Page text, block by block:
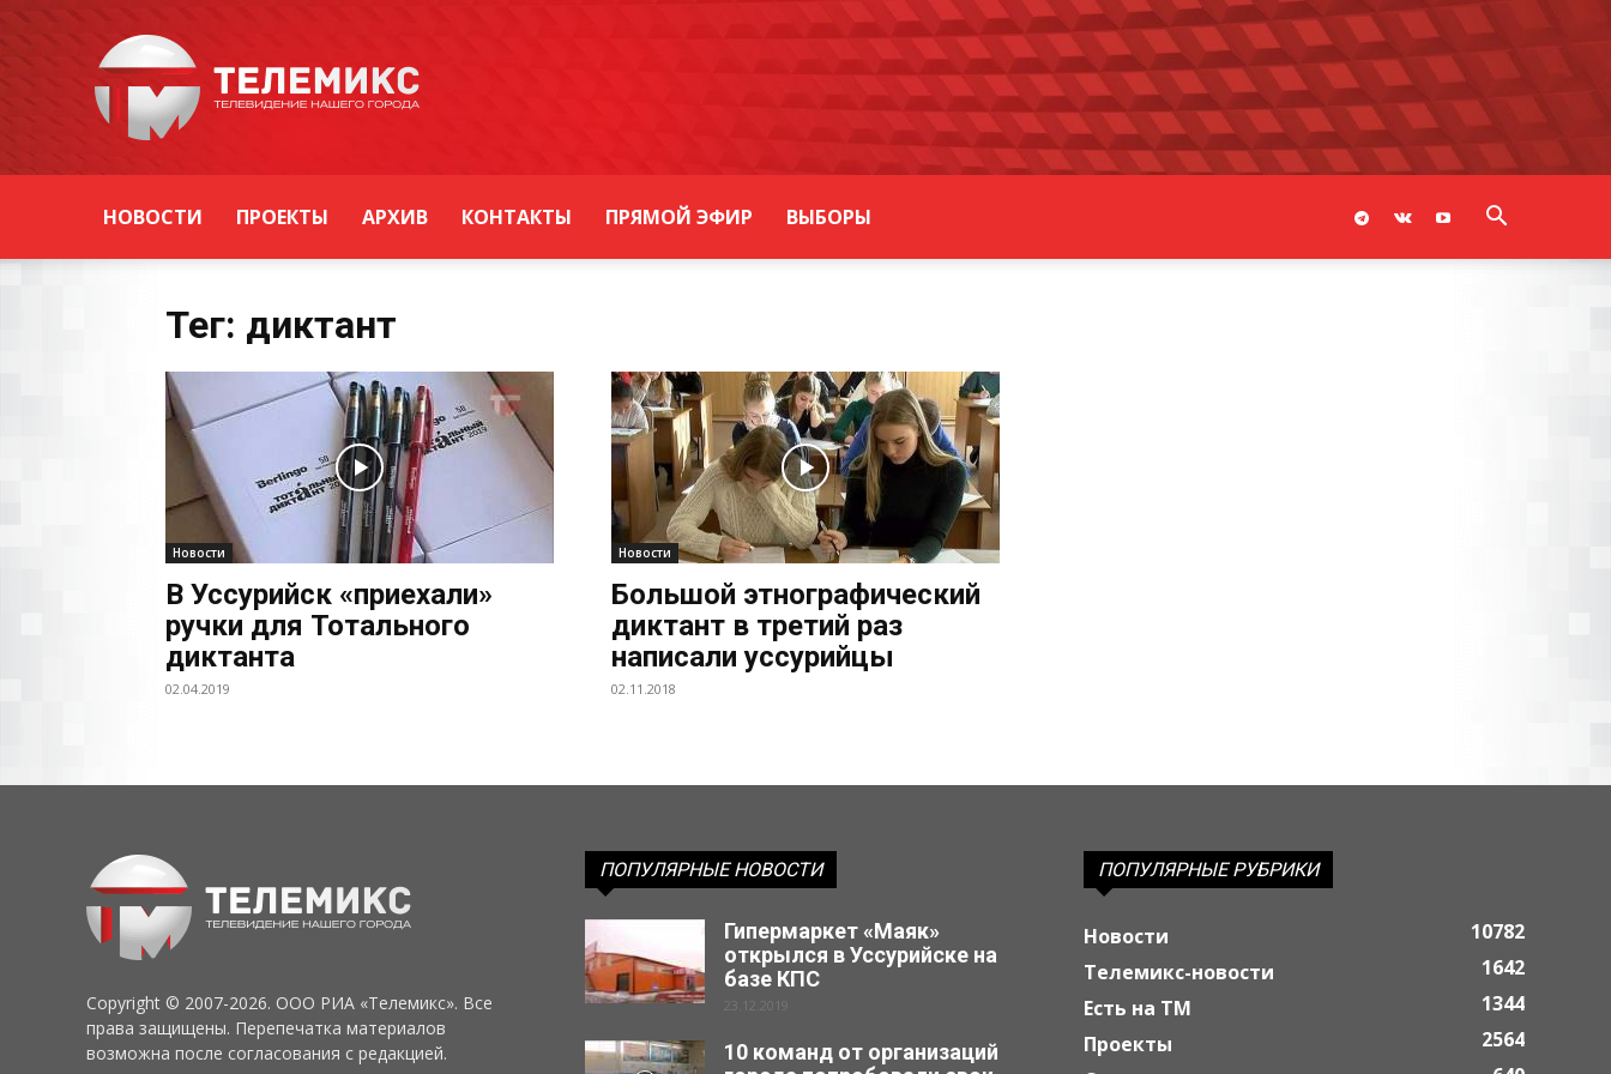
Уссурийска
НОВОСТИ ПРОЕКТЫ АРХИВ КОНТАКТЫ ПРЯМОЙ ЭФИР ВЫБОРЫ
Тег: диктант
Новости
В Уссурийск «приехали»
ручки для Тотального
диктанта
02.04.2019
Новости
Большой этнографический
диктант в третий раз
написали уссурийцы
02.11.2018
Copyright © 2007-2026. ООО РИА «Телемикс». Все
права защищены. Перепечатка материалов
возможна после согласования с редакцией.
ПОПУЛЯРНЫЕ НОВОСТИ
Гипермаркет «Маяк»
открылся в Уссурийске на
базе КПС
23.12.2019
10 команд от организаций
ПОПУЛЯРНЫЕ РУБРИКИ
Новости
10782
Телемикс-новости
1642
Есть на ТМ
1344
Проекты
2564